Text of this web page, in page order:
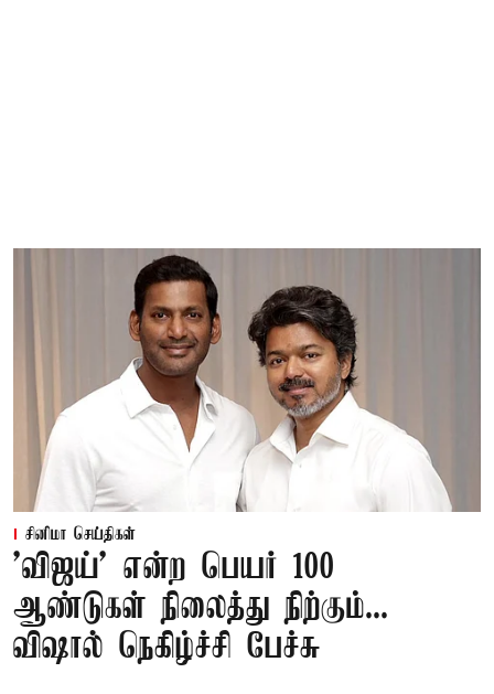
சினிமா செய்திகள்
'விஜய்' என்ற பெயர் 100
ஆண்டுகள் நிலைத்து நிற்கும்...
விஷால் நெகிழ்ச்சி பேச்சு